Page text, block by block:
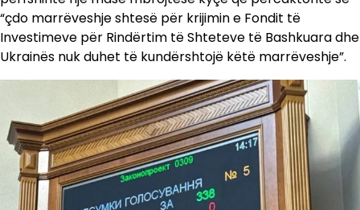
“çdo marrëveshje shtesë për krijimin e Fondit të
Investimeve për Rindërtim të Shteteve të Bashkuara dhe
Ukrainës nuk duhet të kundërshtojë këtë marrëveshje”.